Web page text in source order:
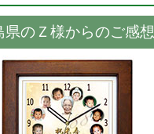
県のＺ様からのご感想